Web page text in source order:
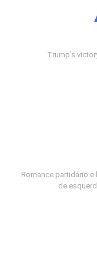
Trump's
Romance partidário e
de